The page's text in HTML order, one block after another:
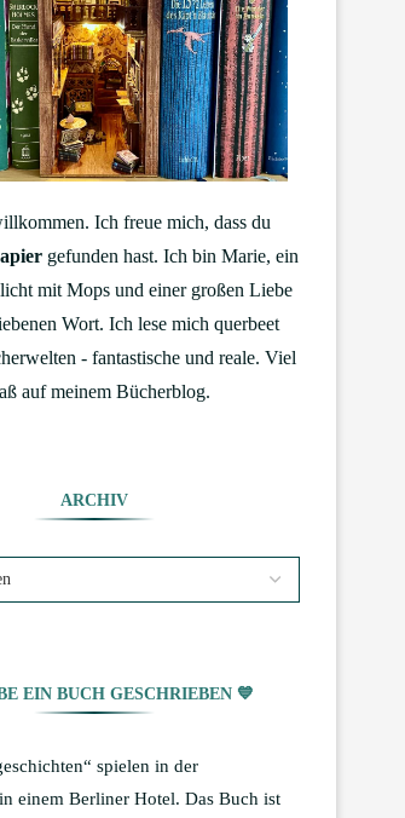
Ich freue mich, dass du
gefunden hast. Ich bin Marie, ein
mit Mops und einer großen Liebe
Wort. Ich lese mich querbeet
- fantastische und reale. Viel
auf meinem Bücherblog.
ARCHIV
EIN BUCH GESCHRIEBEN 💙
spielen in der
einem Berliner Hotel. Das Buch ist